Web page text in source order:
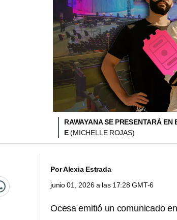
RAWAYANA SE PRESENTARÁ
E(MICHELLE ROJAS)
PorAlexia Estrada
junio 01, 2026 a las 17:28 GMT-6
Ocesa emitió un comunicado